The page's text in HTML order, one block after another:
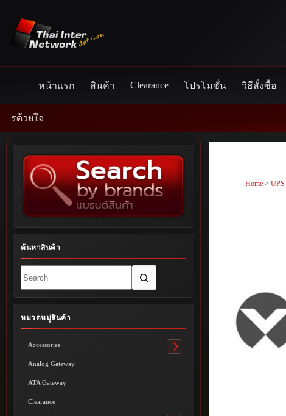
content
หน้าแรก สินค้า Clearance โปรโมชั่น วิธีสั่งซื้อ
Home >UPS
ค้นหาสินค้า
results
หมวดหมู่สินค้า
Accessories
Toggle
Analog Gateway
ATA Gateway
Clearance